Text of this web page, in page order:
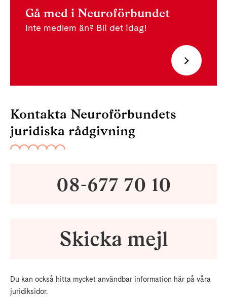
Gå med i Neuroförbundet
Inte medlem än? Bli det idag!
Kontakta Neuroförbundets
juridiska rådgivning
08-677 70 10
Skicka mejl
Du kan också hitta mycket användbar information här på våra
juridiksidor.